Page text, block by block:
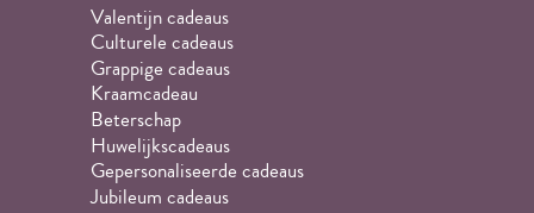
Valentijn cadeaus
Culturele cadeaus
Grappige cadeaus
Kraamcadeau
Beterschap
Huwelijkscadeaus
Gepersonaliseerde cadeaus
Jubileum cadeaus